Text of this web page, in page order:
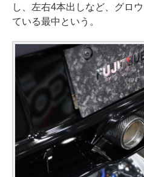
し、左右4本出しなど、グロ
ている最中という。